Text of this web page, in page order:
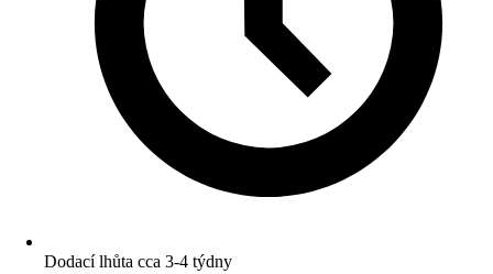
Dodací lhůta cca 3-4 týdny